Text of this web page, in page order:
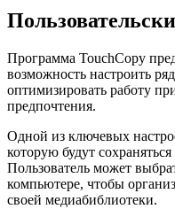
Программа TouchCopy
возможность настроить
оптимизировать работу
предпочтения.
Одной из ключевых
которую будут
Пользователь может
компьютере, чтобы
своей медиабиблиотеки.